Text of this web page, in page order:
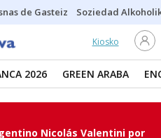
de Gasteiz Soziedad
Kiosko
2026 GREEN ARABA
Nicolás Valentini por